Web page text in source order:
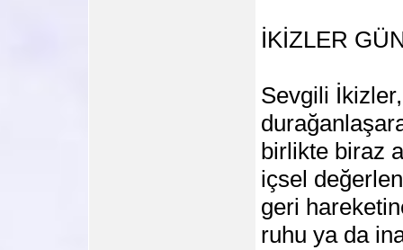
İKİZLER
Sevgili
birlikte biraz
içsel
geri
ruhu ya da